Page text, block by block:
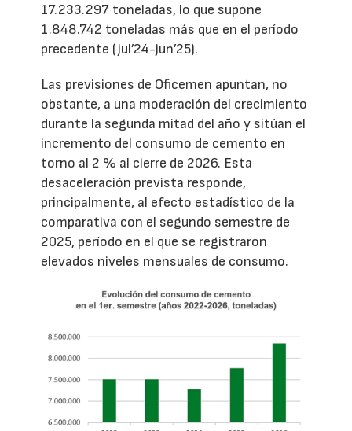
17.233.297 toneladas, lo que supone
1.848.742 toneladas más que en el período
precedente (jul’24-jun’25).
Las previsiones de Oficemen apuntan, no
obstante, a una moderación del crecimiento
durante la segunda mitad del año y sitúan el
incremento del consumo de cemento en
torno al 2 % al cierre de 2026. Esta
desaceleración prevista responde,
principalmente, al efecto estadístico de la
comparativa con el segundo semestre de
2025, período en el que se registraron
elevados niveles mensuales de consumo.